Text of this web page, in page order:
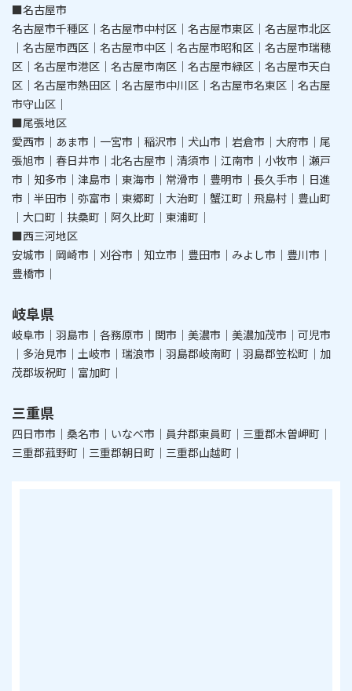
■名古屋市
名古屋市千種区｜名古屋市中村区｜名古屋市東区｜名古屋市北区
｜名古屋市西区｜名古屋市中区｜名古屋市昭和区｜名古屋市瑞穂
区｜名古屋市港区｜名古屋市南区｜名古屋市緑区｜名古屋市天白
区｜名古屋市熱田区｜名古屋市中川区｜名古屋市名東区｜名古屋
市守山区｜
■尾張地区
愛西市｜あま市｜一宮市｜稲沢市｜犬山市｜岩倉市｜大府市｜尾
張旭市｜春日井市｜北名古屋市｜清須市｜江南市｜小牧市｜瀬戸
市｜知多市｜津島市｜東海市｜常滑市｜豊明市｜長久手市｜日進
市｜半田市｜弥富市｜東郷町｜大治町｜蟹江町｜飛島村｜豊山町
｜大口町｜扶桑町｜阿久比町｜東浦町｜
■西三河地区
安城市｜岡崎市｜刈谷市｜知立市｜豊田市｜みよし市｜豊川市｜
豊橋市｜
岐阜県
岐阜市｜羽島市｜各務原市｜関市｜美濃市｜美濃加茂市｜可児市
｜多治見市｜土岐市｜瑞浪市｜羽島郡岐南町｜羽島郡笠松町｜加
茂郡坂祝町｜富加町｜
三重県
四日市市｜桑名市｜いなべ市｜員弁郡東員町｜三重郡木曽岬町｜
三重郡菰野町｜三重郡朝日町｜三重郡山越町｜